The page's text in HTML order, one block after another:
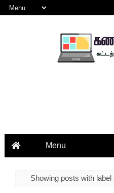
Showing posts with label